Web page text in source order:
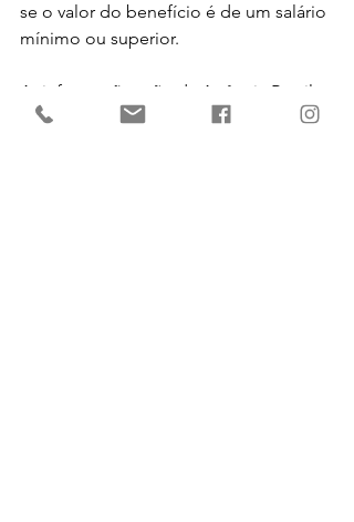
se o valor do benefício é de um salário
mínimo ou superior.
As informações são da Agência Brasil